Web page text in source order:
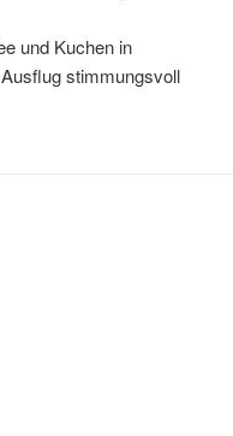
und Kuchen in
stimmungsvoll